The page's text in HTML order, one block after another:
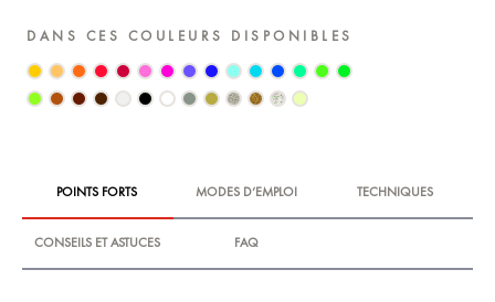
DANS CES COULEURS DISPONIBLES
POINTS FORTS MODES D‘EMPLOI TECHNIQUES
CONSEILS ET ASTUCES FAQ